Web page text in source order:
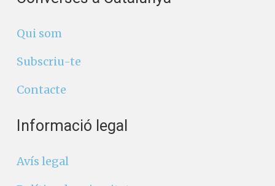
Qui som
Subscriu-te
Contacte
Informació legal
Avís legal